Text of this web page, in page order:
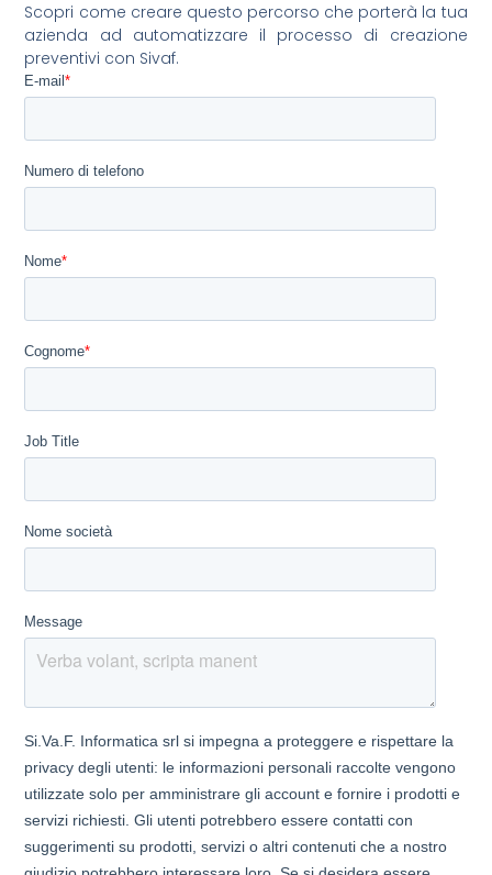
Scopri come creare questo percorso che porterà la tua
azienda ad automatizzare il processo di creazione
preventivi con Sivaf.